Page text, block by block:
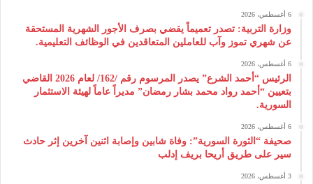
6 أغسطس، 2026
وزارة التربية: تصدر تعميماً يقضي بصرف الأجور الشهرية المستحقة
عن شهري تموز وآب للعاملين المتعاقدين في الوظائف التعليمية.
6 أغسطس، 2026
الرئيس “أحمد الشرع” يصدر المرسوم رقم /162/ لعام 2026 ‌القاضي
بتعيين “أحمد رواد محمد بشار رمضان” مديراً عاماً لهيئة ‌الاستثمار
السورية.
6 أغسطس، 2026
صحيفة “الثورة السورية”: وفاة شابين وإصابة اثنين آخرين إثر حادث
سير على طريق أريحا بريف إدلب
3 أغسطس، 2026